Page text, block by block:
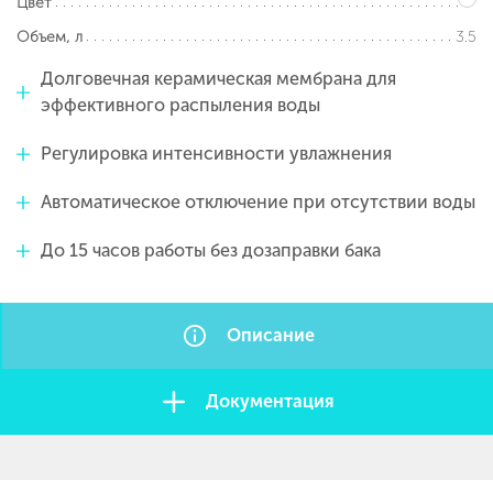
Объем, л
3.5
Долговечная керамическая мембрана для
эффективного распыления воды
Регулировка интенсивности увлажнения
Автоматическое отключение при отсутствии воды
До 15 часов работы без дозаправки бака
Описание
Документация